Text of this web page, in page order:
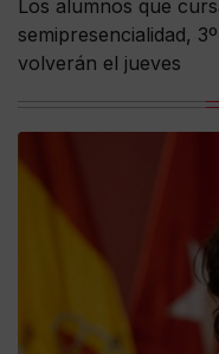
Los alumnos que
semipresencialidad,
volverán el jueves